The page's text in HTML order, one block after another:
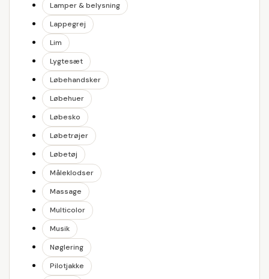
Lamper & belysning
Lappegrej
Lim
Lygtesæt
Løbehandsker
Løbehuer
Løbesko
Løbetrøjer
Løbetøj
Måleklodser
Massage
Multicolor
Musik
Nøglering
Pilotjakke